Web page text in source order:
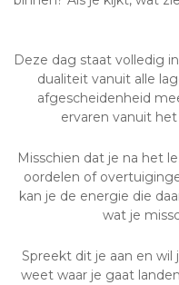
Deze dag staat volledig
dualiteit vanuit alle
afgescheidenheid
ervaren vanuit
Misschien dat je na het
oordelen of
kan je de energie die
wat je
Spreekt dit je aan en
weet waar je gaat